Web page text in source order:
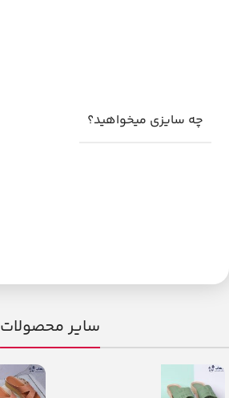
چه سایزی میخواهید؟
سایر محصولات